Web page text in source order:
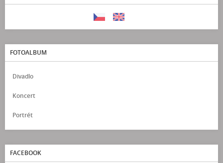
FOTOALBUM
Divadlo
Koncert
Portrét
FACEBOOK